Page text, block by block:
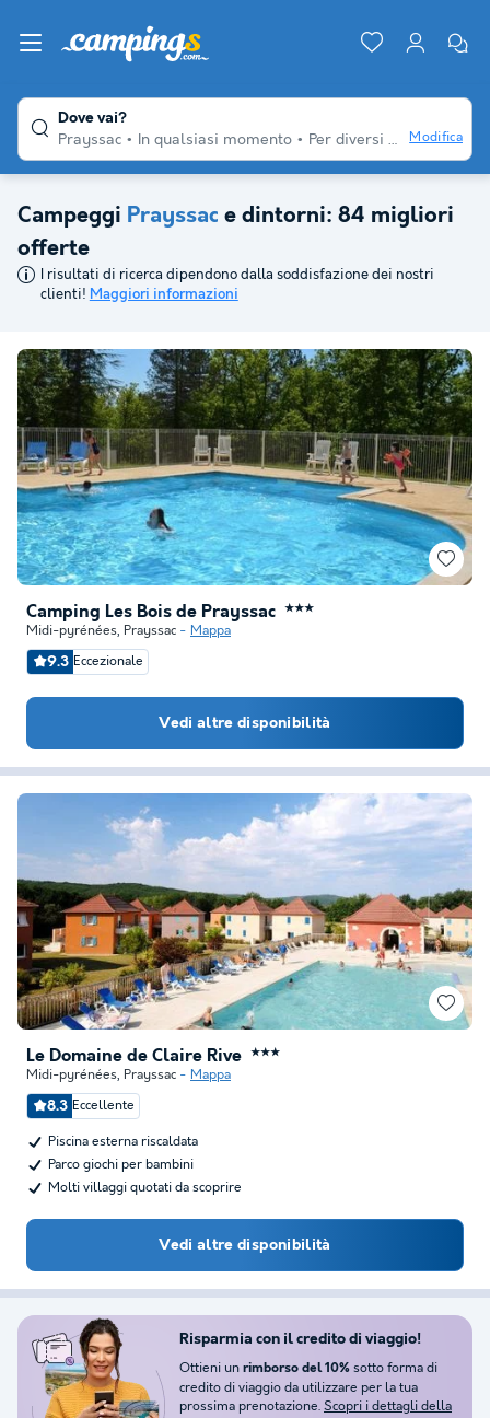
Dove vai?
Prayssac
In qualsiasi momento Per diversi viaggiatori Modifica
Campeggi Prayssac e dintorni: 84 migliori
offerte
I risultati di ricerca dipendono dalla soddisfazione dei nostri
clienti! Maggiori informazioni
Camping Les Bois de Prayssac ★★★
Midi-pyrénées, Prayssac Mappa
9.3 Eccezionale
Vedi altre disponibilità
Le Domaine de Claire Rive ★★★
Midi-pyrénées, Prayssac Mappa
8.3 Eccellente
Piscina esterna riscaldata
Parco giochi per bambini
Molti villaggi quotati da scoprire
Vedi altre disponibilità
Risparmia con il credito di viaggio!
Ottieni un rimborso del 10% sotto forma di
credito di viaggio da utilizzare per la tua
prossima prenotazione. Scopri i dettagli della